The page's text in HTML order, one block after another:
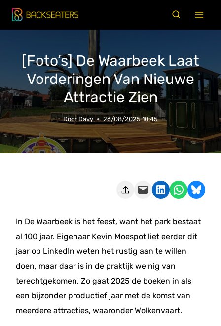
Doorgaan
naar
[Foto’s] De Waarbeek Laat
Vorderingen Van Nieuwe
Attractie Zien
Door Davy 26/08/2025 10:45
Deze pagina e-mailen Delen op LinkedIn Delen via WhatsApp Share on Bluesky
In De Waarbeek is het feest, want het park bestaat
al 100 jaar. Eigenaar Kevin Moespot liet eerder dit
jaar op LinkedIn weten het rustig aan te willen
doen, maar daar is in de praktijk weinig van
terechtgekomen. Zo gaat 2025 de boeken in als
een bijzonder productief jaar met de komst van
meerdere attracties, waaronder Wolkenvaart.